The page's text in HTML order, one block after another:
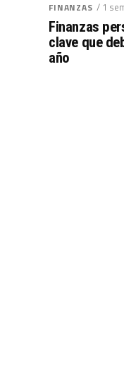
FINANZAS / 1
Finanzas
clave que
año